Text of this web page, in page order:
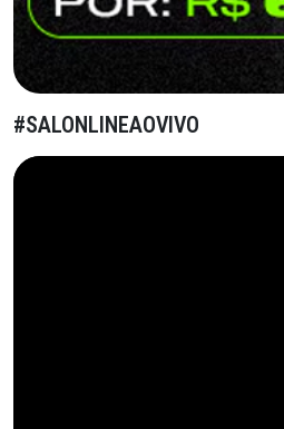
#SALONLINEAOVIVO